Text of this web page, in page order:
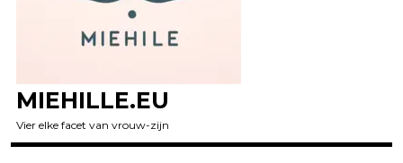
MIEHILLE.EU
Vier elke facet van vrouw-zijn